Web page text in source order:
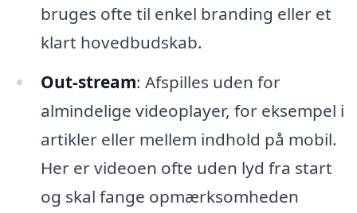
bruges ofte til enkel branding eller et
klart hovedbudskab.
Out-stream: Afspilles uden for
almindelige videoplayer, for eksempel i
artikler eller mellem indhold på mobil.
Her er videoen ofte uden lyd fra start
og skal fange opmærksomheden